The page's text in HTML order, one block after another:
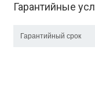
Гарантийные
Гарантийный срок